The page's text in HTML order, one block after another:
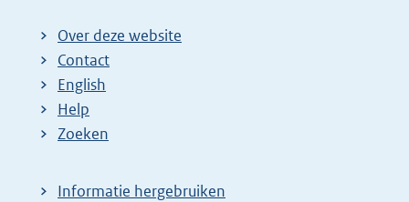
Over deze website
Contact
English
Help
Zoeken
Informatie hergebruiken